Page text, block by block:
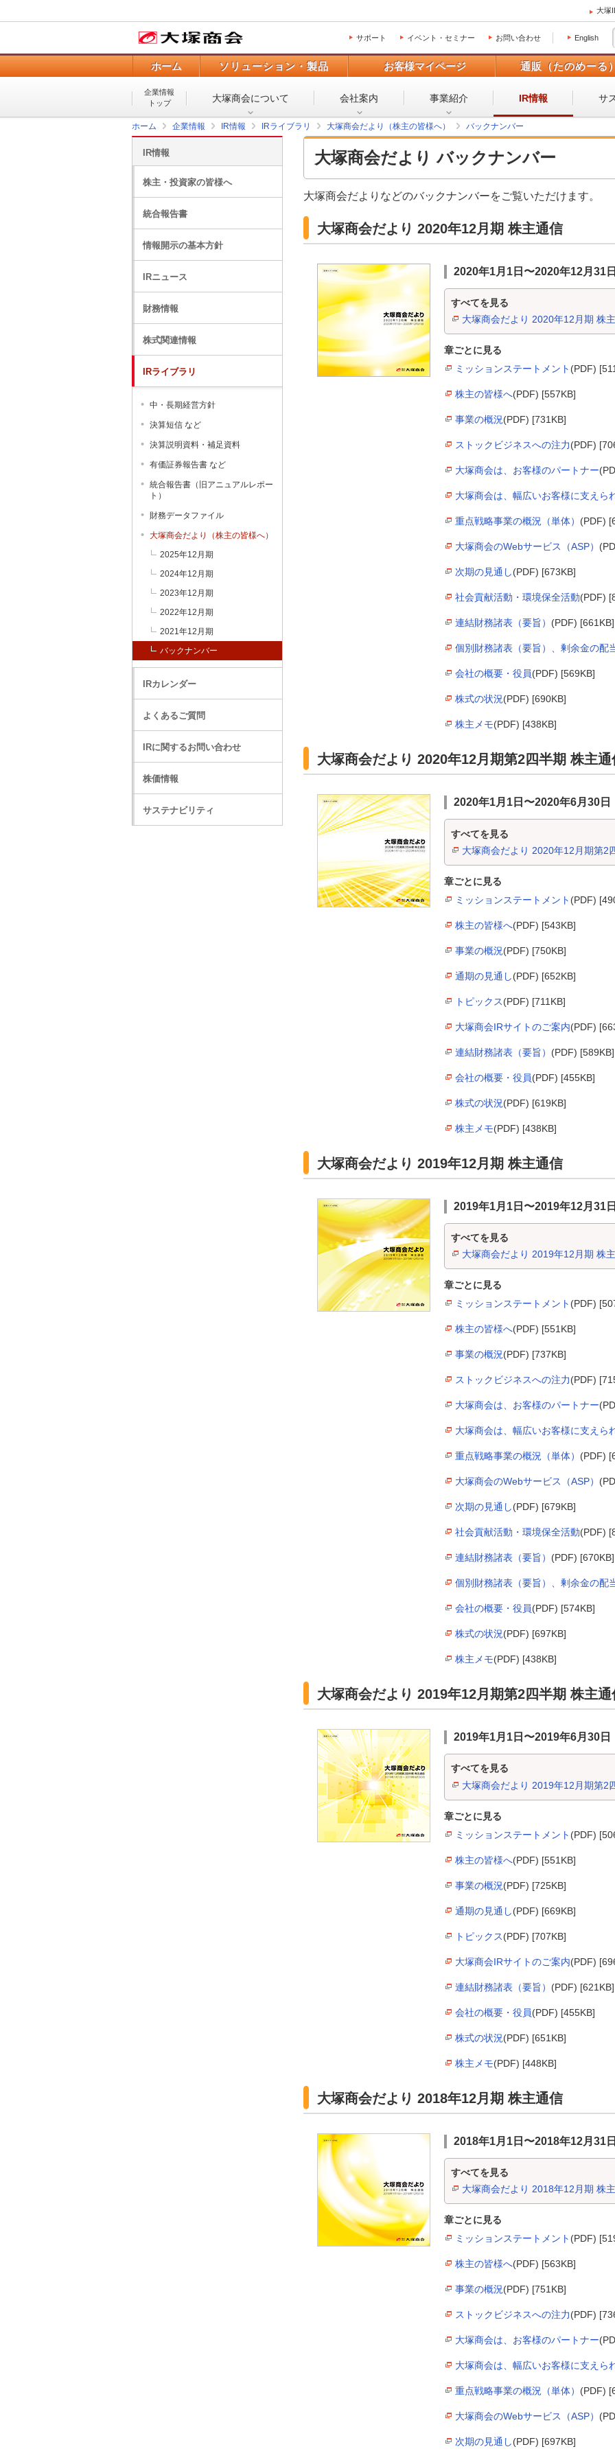
大塚
サポート イベント・セミナー お問い合わせ English
ホーム ソリューション・製品 お客様マイページ 通販（たのめーる）
企業情報
トップ
大塚商会について 会社案内 事業紹介 IR情報 サ
ホーム 企業情報 IR情報 IRライブラリ 大塚商会だより（株主の皆様へ） バックナンバー
大塚商会だより バックナンバー
大塚商会だよりなどのバックナンバーをご覧いただけます。
大塚商会だより 2020年12月期 株主通信
2020年1月1日〜2020年12月31日
すべてを見る
大塚商会だより 2020年12月期 株
章ごとに見る
ミッションステートメント (PDF)
株主の皆様へ(PDF) [557KB]
事業の概況(PDF) [731KB]
ストックビジネスへの注力(PDF)
大塚商会は、お客様のパートナー
大塚商会は、幅広いお客様に支えら
重点戦略事業の概況（単体） (PDF)
大塚商会のWebサービス（ASP）
次期の見通し(PDF) [673KB]
社会貢献活動・環境保全活動(PDF)
連結財務諸表（要旨） (PDF) [661KB]
個別財務諸表（要旨）、剰余金の配
会社の概要・役員(PDF) [569KB]
株式の状況(PDF) [690KB]
株主メモ(PDF) [438KB]
大塚商会だより 2020年12月期第2四半期 株主通
2020年1月1日〜2020年6月30日
すべてを見る
大塚商会だより 2020年12月期第2
章ごとに見る
ミッションステートメント (PDF)
株主の皆様へ(PDF) [543KB]
事業の概況(PDF) [750KB]
通期の見通し(PDF) [652KB]
トピックス(PDF) [711KB]
大塚商会IRサイトのご案内(PDF)
連結財務諸表（要旨） (PDF) [589KB]
会社の概要・役員(PDF) [455KB]
株式の状況(PDF) [619KB]
株主メモ(PDF) [438KB]
大塚商会だより 2019年12月期 株主通信
2019年1月1日〜2019年12月31日
すべてを見る
大塚商会だより 2019年12月期 株
章ごとに見る
ミッションステートメント (PDF)
株主の皆様へ(PDF) [551KB]
事業の概況(PDF) [737KB]
ストックビジネスへの注力(PDF)
大塚商会は、お客様のパートナー
大塚商会は、幅広いお客様に支えら
重点戦略事業の概況（単体） (PDF)
大塚商会のWebサービス（ASP）
次期の見通し(PDF) [679KB]
社会貢献活動・環境保全活動(PDF)
連結財務諸表（要旨） (PDF) [670KB]
個別財務諸表（要旨）、剰余金の配
会社の概要・役員(PDF) [574KB]
株式の状況(PDF) [697KB]
株主メモ(PDF) [438KB]
大塚商会だより 2019年12月期第2四半期 株主通
2019年1月1日〜2019年6月30日
すべてを見る
大塚商会だより 2019年12月期第2
章ごとに見る
ミッションステートメント (PDF)
株主の皆様へ(PDF) [551KB]
事業の概況(PDF) [725KB]
通期の見通し(PDF) [669KB]
トピックス(PDF) [707KB]
大塚商会IRサイトのご案内(PDF)
連結財務諸表（要旨） (PDF) [621KB]
会社の概要・役員(PDF) [455KB]
株式の状況(PDF) [651KB]
株主メモ(PDF) [448KB]
大塚商会だより 2018年12月期 株主通信
2018年1月1日〜2018年12月31日
すべてを見る
大塚商会だより 2018年12月期 株
章ごとに見る
ミッションステートメント (PDF)
株主の皆様へ(PDF) [563KB]
事業の概況(PDF) [751KB]
ストックビジネスへの注力(PDF)
大塚商会は、お客様のパートナー
大塚商会は、幅広いお客様に支えら
重点戦略事業の概況（単体） (PDF)
大塚商会のWebサービス（ASP）
次期の見通し(PDF) [697KB]
IR情報
株主・投資家の皆様へ
統合報告書
情報開示の基本方針
IRニュース
財務情報
株式関連情報
IRライブラリ
中・長期経営方針
決算短信 など
決算説明資料・補足資料
有価証券報告書 など
統合報告書（旧アニュアルレポー
ト）
財務データファイル
大塚商会だより（株主の皆様へ）
2025年12月期
2024年12月期
2023年12月期
2022年12月期
2021年12月期
バックナンバー
IRカレンダー
よくあるご質問
IRに関するお問い合わせ
株価情報
サステナビリティ